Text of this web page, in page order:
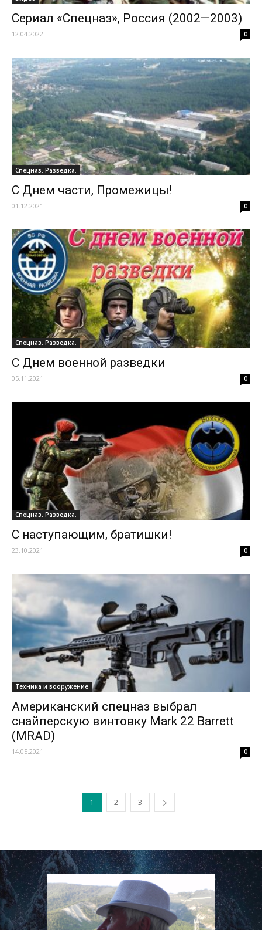
Сериал «Спецназ», Россия (2002—2003)
12.04.2022 0
Спецназ. Разведка.
С Днем части, Промежицы!
01.12.2021 0
Спецназ. Разведка.
С Днем военной разведки
05.11.2021 0
Спецназ. Разведка.
С наступающим, братишки!
23.10.2021 0
Техника и вооружение
Американский спецназ выбрал
снайперскую винтовку Mark 22 Barrett
(MRAD)
14.05.2021 0
1 2 3